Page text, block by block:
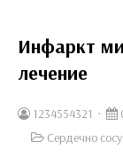
Инфаркт
лечение
1234554321
Сердечно